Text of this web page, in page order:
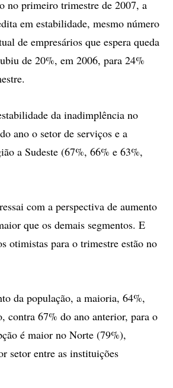
no primeiro trimestre de 2007, a
em estabilidade, mesmo número
de empresários que espera queda
de 20%, em 2006, para 24%
da inadimplência no
ano o setor de serviços e a
a Sudeste (67%, 66% e 63%,
com a perspectiva de aumento
que os demais segmentos. E
otimistas para o trimestre estão no
da população, a maioria, 64%,
contra 67% do ano anterior, para o
é maior no Norte (79%),
setor entre as instituições